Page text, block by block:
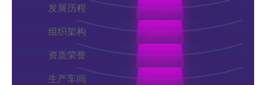
发展历程
组织架构
资质荣誉
生产车间